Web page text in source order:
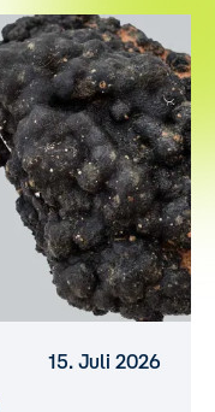
15. Juli 2026